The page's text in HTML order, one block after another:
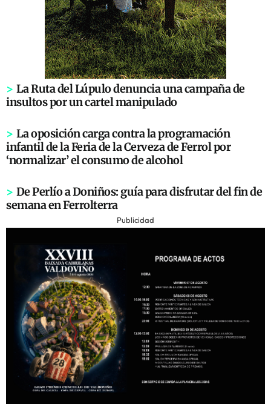
> La Ruta del Lúpulo denuncia una campaña de
insultos por un cartel manipulado
> La oposición carga contra la programación
infantil de la Feria de la Cerveza de Ferrol por
‘normalizar’ el consumo de alcohol
> De Perlío a Doniños: guía para disfrutar del fin de
semana en Ferrolterra
Publicidad